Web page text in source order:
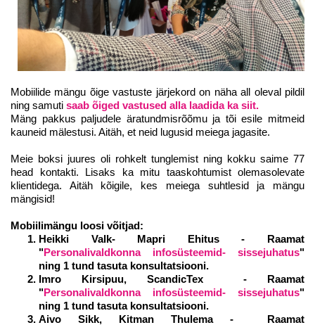
Mobiilide mängu õige vastuste järjekord on näha all oleval pildil
ning samuti saab õiged vastused alla laadida ka siit.
Mäng pakkus paljudele äratundmisrõõmu ja tõi esile mitmeid
kauneid mälestusi. Aitäh, et neid lugusid meiega jagasite.
Meie boksi juures oli rohkelt tunglemist ning kokku saime 77
head kontakti. Lisaks ka mitu taaskohtumist olemasolevate
klientidega. Aitäh kõigile, kes meiega suhtlesid ja mängu
mängisid!
Mobiilimängu loosi võitjad:
Heikki Valk- Mapri Ehitus - Raamat
"Personalivaldkonna infosüsteemid- sissejuhatus"
ning 1 tund tasuta konsultatsiooni.
Imro Kirsipuu, ScandicTex - Raamat
"Personalivaldkonna infosüsteemid- sissejuhatus"
ning 1 tund tasuta konsultatsiooni.
Aivo Sikk, Kitman Thulema - Raamat